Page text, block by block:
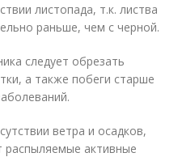
листопада, т.к. листва
раньше, чем с черной.
следует обрезать
а также побеги старше
ветра и осадков,
распыляемые активные